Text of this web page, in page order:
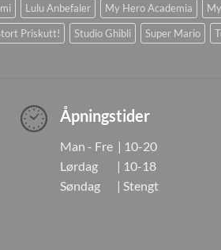
Lulu Anbefaler My Hero Academia
Priskutt! Studio Ghibli Super Mario
Åpningstider
Man - Fre | 10-20
Lørdag | 10-18
Søndag | Stengt